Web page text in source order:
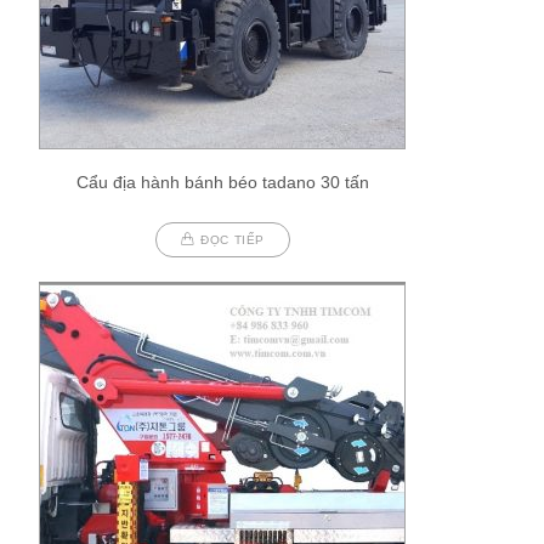
Cẩu địa hành bánh béo tadano 30 tấn
ĐỌC TIẾP